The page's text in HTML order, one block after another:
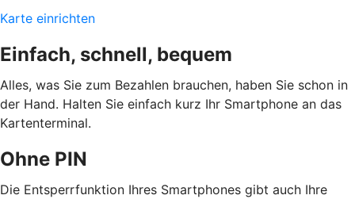
Karte einrichten
Einfach, schnell, bequem
Alles, was Sie zum Bezahlen brauchen, haben Sie schon in
der Hand. Halten Sie einfach kurz Ihr Smartphone an das
Kartenterminal.
Ohne PIN
Die Entsperrfunktion Ihres Smartphones gibt auch Ihre